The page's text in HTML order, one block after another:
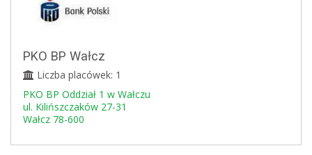
PKO BP Wałcz
Liczba placówek: 1
PKO BP Oddział 1 w Wałczu
ul. Kilińszczaków 27-31
Wałcz 78-600